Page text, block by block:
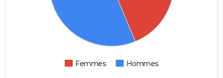
Femmes Hommes